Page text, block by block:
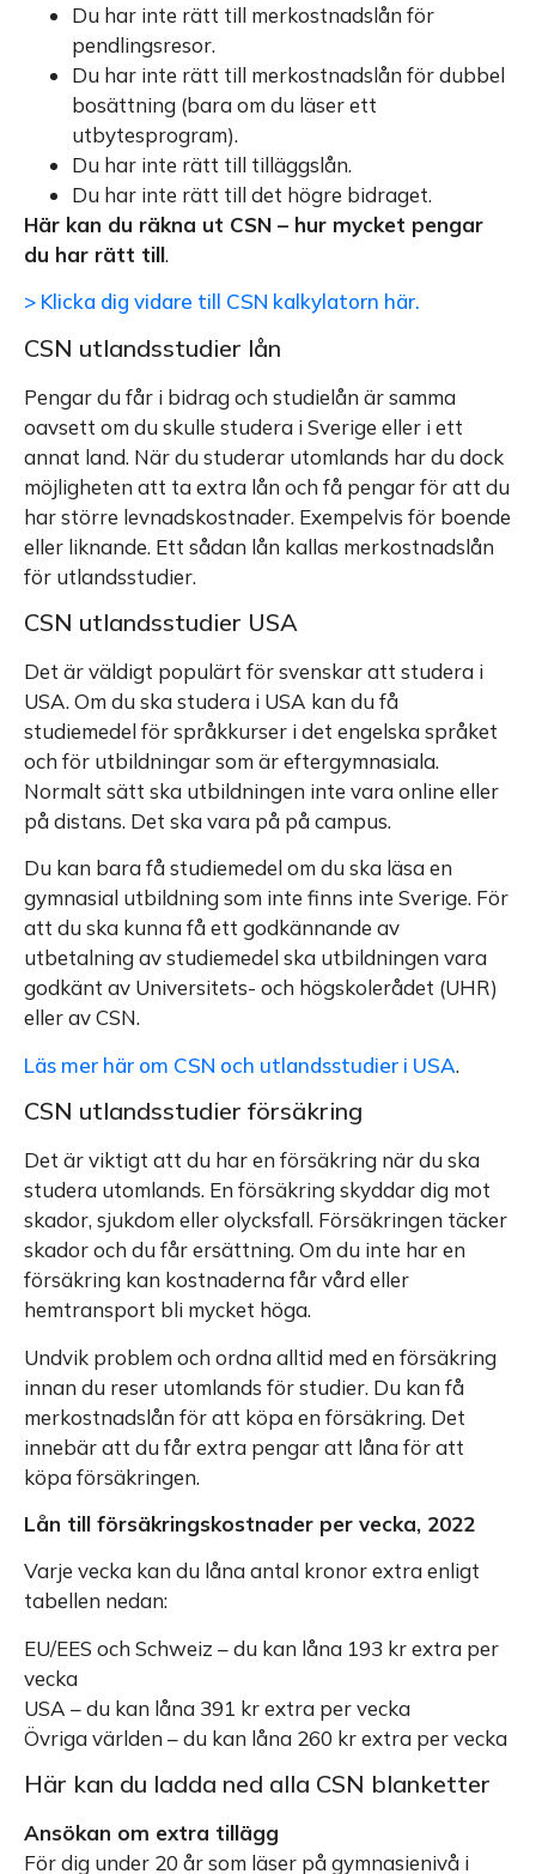
Du har inte rätt till merkostnadslån för
pendlingsresor.
Du har inte rätt till merkostnadslån för dubbel
bosättning (bara om du läser ett
utbytesprogram).
Du har inte rätt till tilläggslån.
Du har inte rätt till det högre bidraget.
Här kan du räkna ut CSN – hur mycket pengar
du har rätt till.
> Klicka dig vidare till CSN kalkylatorn här.
CSN utlandsstudier lån
Pengar du får i bidrag och studielån är samma
oavsett om du skulle studera i Sverige eller i ett
annat land. När du studerar utomlands har du dock
möjligheten att ta extra lån och få pengar för att du
har större levnadskostnader. Exempelvis för boende
eller liknande. Ett sådan lån kallas merkostnadslån
för utlandsstudier.
CSN utlandsstudier USA
Det är väldigt populärt för svenskar att studera i
USA. Om du ska studera i USA kan du få
studiemedel för språkkurser i det engelska språket
och för utbildningar som är eftergymnasiala.
Normalt sätt ska utbildningen inte vara online eller
på distans. Det ska vara på på campus.
Du kan bara få studiemedel om du ska läsa en
gymnasial utbildning som inte finns inte Sverige. För
att du ska kunna få ett godkännande av
utbetalning av studiemedel ska utbildningen vara
godkänt av Universitets- och högskolerådet (UHR)
eller av CSN.
Läs mer här om CSN och utlandsstudier i USA.
CSN utlandsstudier försäkring
Det är viktigt att du har en försäkring när du ska
studera utomlands. En försäkring skyddar dig mot
skador, sjukdom eller olycksfall. Försäkringen täcker
skador och du får ersättning. Om du inte har en
försäkring kan kostnaderna får vård eller
hemtransport bli mycket höga.
Undvik problem och ordna alltid med en försäkring
innan du reser utomlands för studier. Du kan få
merkostnadslån för att köpa en försäkring. Det
innebär att du får extra pengar att låna för att
köpa försäkringen.
Lån till försäkringskostnader per vecka, 2022
Varje vecka kan du låna antal kronor extra enligt
tabellen nedan:
EU/EES och Schweiz – du kan låna 193 kr extra per
vecka
USA – du kan låna 391 kr extra per vecka
Övriga världen – du kan låna 260 kr extra per vecka
Här kan du ladda ned alla CSN blanketter
Ansökan om extra tillägg
För dig under 20 år som läser på gymnasienivå i